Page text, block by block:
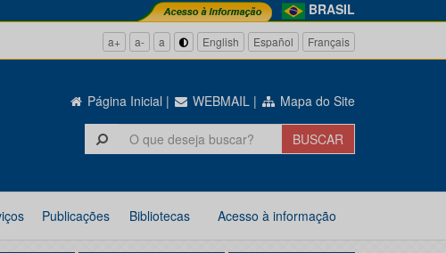
BRASIL
a+ a- a English Español Français
Página Inicial | WEBMAIL | Mapa do Site
Publicações Bibliotecas Acesso à informação